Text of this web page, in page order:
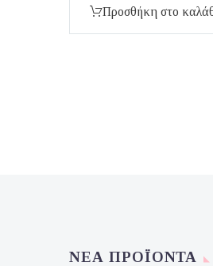
price
Προσθήκη στο
ΝΈΑ ΠΡΟΪΌΝΤΑ